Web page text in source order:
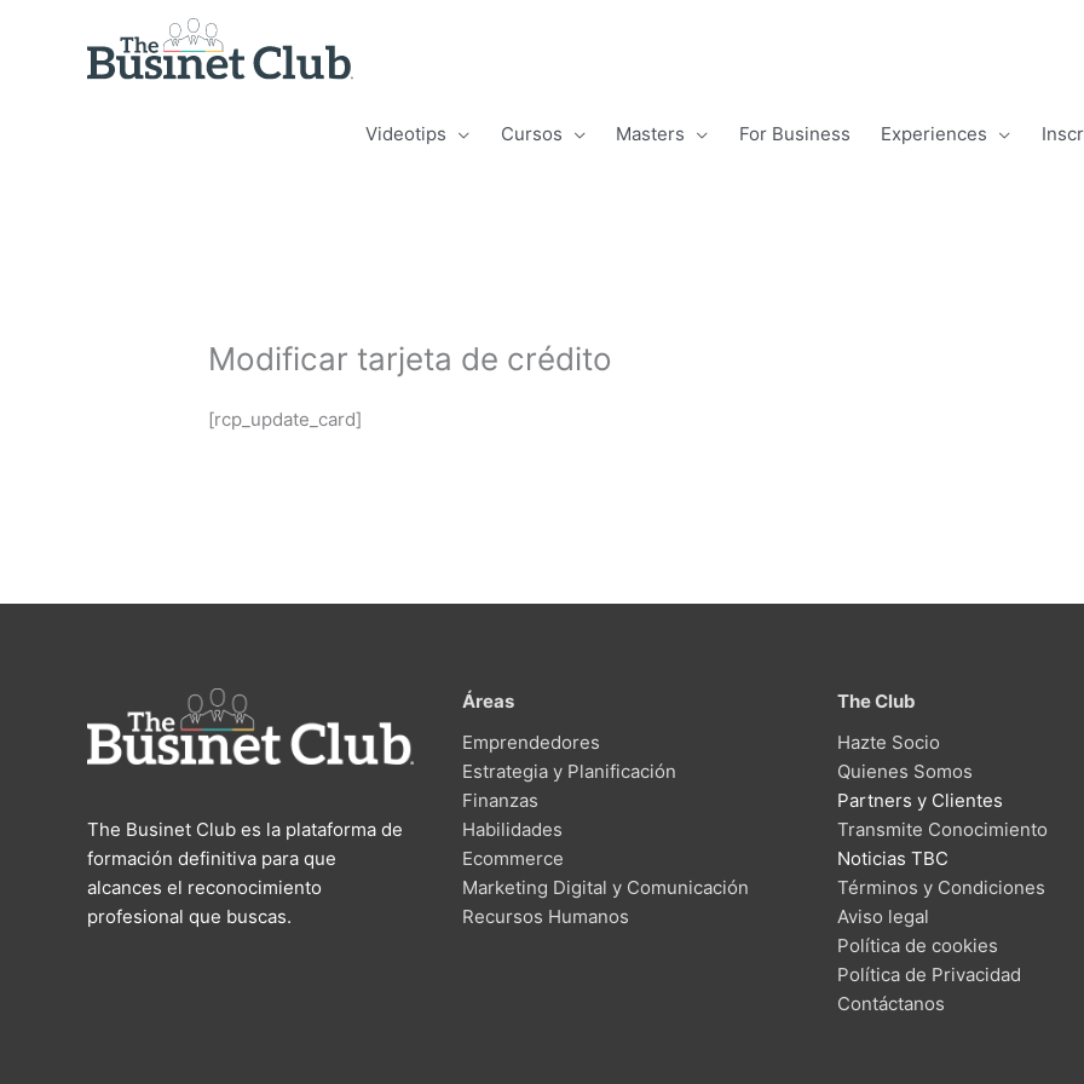
Videotips Cursos Masters For Business Experiences
Modificar tarjeta de crédito
[rcp_update_card]
The Businet Club es la plataforma de
formación definitiva para que
alcances el reconocimiento
profesional que buscas.
Áreas
Emprendedores
Estrategia y Planificación
Finanzas
Habilidades
Ecommerce
Marketing Digital y Comunicación
Recursos Humanos
The Club
Hazte Socio
Quienes Somos
Partners y Clientes
Transmite Conocimiento
Noticias TBC
Términos y Condiciones
Aviso legal
Política de cookies
Política de Privacidad
Contáctanos